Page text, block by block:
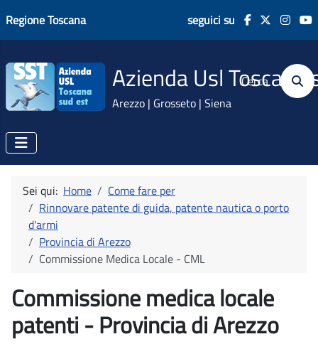
Regione Toscana seguici su
Azienda Usl Toscana
Arezzo | Grosseto | Siena
Cerca
Sei qui: Home
Come fare per
Rinnovare patente di guida, patente nautica o porto
d'armi
Provincia di Arezzo
Commissione Medica Locale - CML
Commissione medica locale
patenti - Provincia di Arezzo